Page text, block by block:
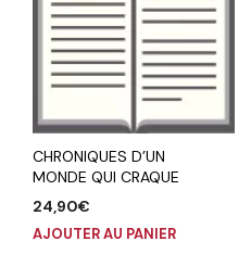
CHRONIQUES D’UN
MONDE QUI CRAQUE
24,90€
AJOUTER AU PANIER